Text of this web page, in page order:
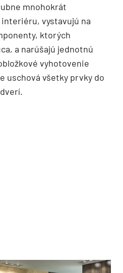
mnohokrát
vystavujú na
ktorých
a narúšajú jednotnú
vyhotovenie
uschová všetky prvky do